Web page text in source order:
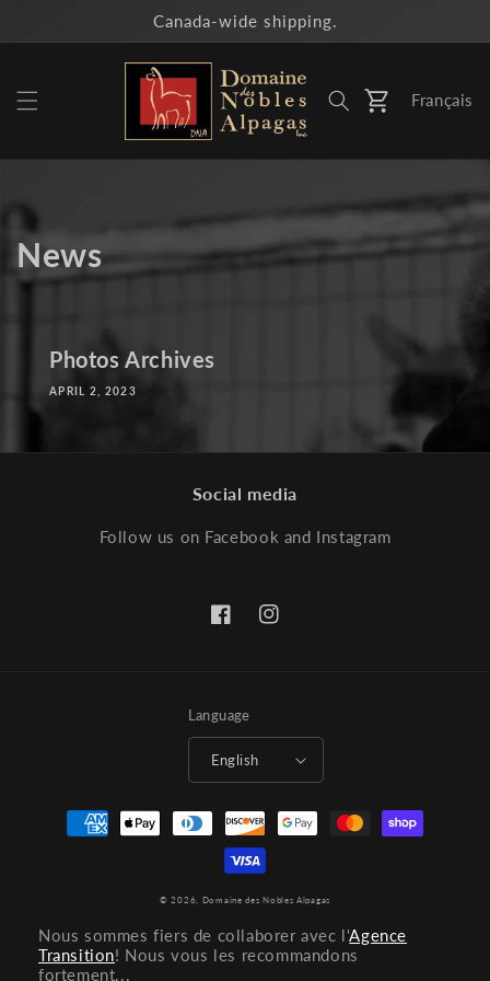
Canada-wide shipping.
Cart Français
News
Photos Archives
APRIL 2, 2023
Social media
Follow us on Facebook and Instagram
FacebookInstagram
Language
English
Payment
methods
© 2026, Domaine des Nobles Alpagas
Nous sommes fiers de collaborer avec l'Agence
Transition! Nous vous les recommandons
fortement...